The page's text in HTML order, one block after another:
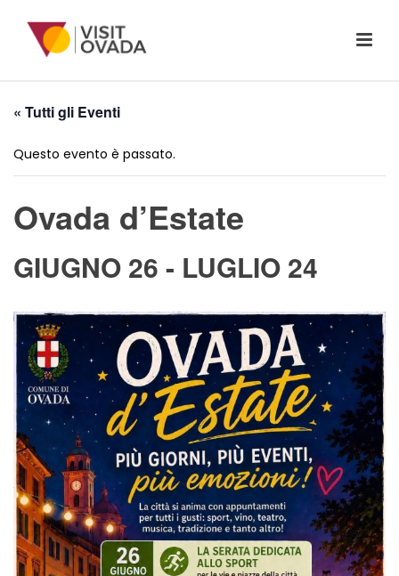
« Tutti gli Eventi
Questo evento è passato.
Ovada d’Estate
GIUGNO 26 - LUGLIO 24